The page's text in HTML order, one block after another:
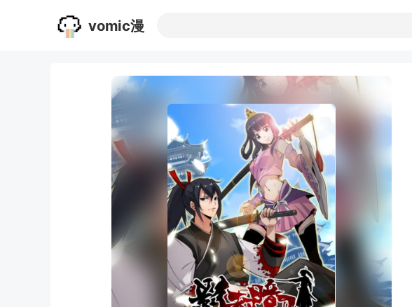
vomic漫